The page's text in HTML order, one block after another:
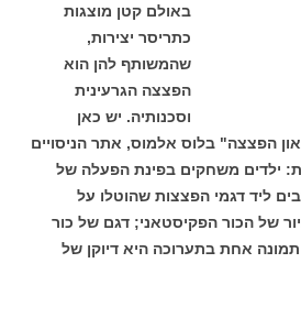
באולם קטן מוצגות
כתריסר יצירות,
שהמשותף להן הוא
הפצצה הגרעינית
וסכנותיה. יש כאן
הפצצה" בלוס אלמוס, אתר הניסויים
ילדים משחקים בפינת הפעלה של
ליד דגמי הפצצות שהוטלו על
של הכור הפקיסטאני; דגם של כור
תמונה אחת בתערוכה היא דיוקן של